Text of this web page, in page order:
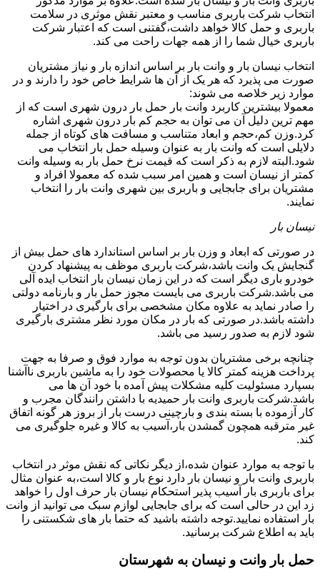
انتخاب شرکت باربری مناسب و معتبر نقش موثری در سلامت
باربری و حمل کالا خواهد داشت،گفتنی است که اعتبار شرکت
باربری خیال شما را از همه جهات راحت می کند.
انتخاب نیسان بار و وانت بار بر اساس اندازه بار و نیاز مشتریان
صورت می پذیرد که هر یک از آن ها شرایط خاص خود را دارند و در
موارد زیر خلاصه می شوند:
معمولا بیشترین کاربرد وانت بار حمل بار درون شهری است که از
مهم ترین دلیل آن می توان به حجم کم بار درون شهری اشاره
کرد.وزن کم،حجم و ابعاد متناسب و مسافت های کوتاه از جمله
دلایلی است که وانت بار به عنوان وسیله حمل بار انتخاب می
شود.البته لازم به ذکر است که قیمت نرخ حمل بار به وسیله وانت
کمتر از نیسان است و همین امر سبب شده که معمولا افراد و
مشتریان برای جابجایی و باربری بین شهری وانت بار را انتخاب
نمایند.
نیسان بار
در صورتی که ابعاد و وزن بار بر اساس استاندارد های حمل بیش از
گنجایش یک وانت باشد،شرکت باربری موظف به پیشنهاد کردن
خودرو باری دیگر است که در این زمان نیسان بار انتخاب ایده آلی
می باشد.شرکت باربری می بایست مجوز حمل بار و بارنامه دولتی
را صادر نماید به علاوه مکان مشخصی برای بارگیری در اختیار
داشته باشد.در صورتی که بار در مکان مورد نظر مشتری بارگیری
شود لازم به صدور رسید می باشد.
چنانچه برخی مشتریان بدون توجه به موارد فوق و صرفا به جهت
پرداخت هزینه کمتر کالا یا محصولات خود را به ماشین باربری ناآشنا
بسپارد مسئولیت کلیه مشکلات پیش آمده با خود آن ها می
باشد.شرکت باربری وانت بار حمیدیه با داشتن رانندگان مجرب و
کار آزموده با بسته بندی و بارچینی درست بار از بروز هر گونه اتفاق
غیر مترقبه همچون گمشدن بار،آسیب به کالا و غیره جلوگیری می
کند.
با توجه به موارد عنوان شده،از دیگر نکاتی که نقش موثر در انتخاب
باربری وانت بار و نیسان بار دارد نوع بار و کالا است،به عنوان مثال
برای باربری بار آسیب پذیر استحکام نیسان بار حرف اول را خواهد
زد این در حالی است که برای جابجایی لوازم سبک می توانید از وانت
بار استفاده نمایید.توجه داشته باشید که حتما بار های شکستنی را
باید به اطلاع شرکت برسانید.
حمل بار وانت و نیسان به شهرستان